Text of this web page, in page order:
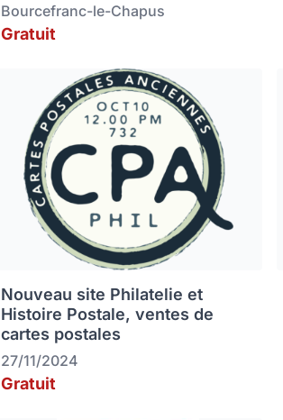
Bourcefranc-le-Chapus
Gratuit
Nouveau site Philatelie et
Histoire Postale, ventes de
cartes postales
27/11/2024
Gratuit